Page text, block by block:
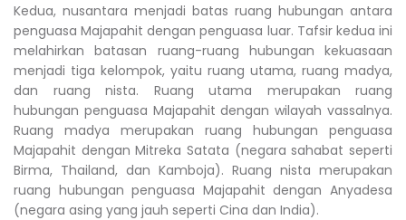
Kedua, nusantara menjadi batas ruang hubungan antara
penguasa Majapahit dengan penguasa luar. Tafsir kedua ini
melahirkan batasan ruang-ruang hubungan kekuasaan
menjadi tiga kelompok, yaitu ruang utama, ruang madya,
dan ruang nista. Ruang utama merupakan ruang
hubungan penguasa Majapahit dengan wilayah vassalnya.
Ruang madya merupakan ruang hubungan penguasa
Majapahit dengan Mitreka Satata (negara sahabat seperti
Birma, Thailand, dan Kamboja). Ruang nista merupakan
ruang hubungan penguasa Majapahit dengan Anyadesa
(negara asing yang jauh seperti Cina dan India).